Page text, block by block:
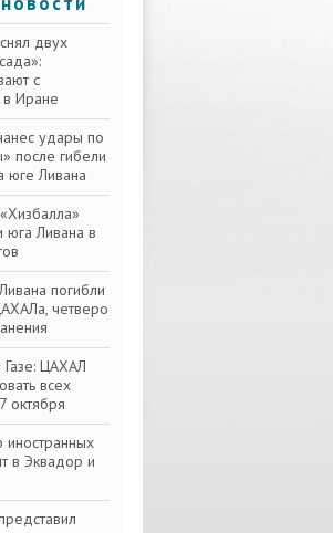
двух
с
Иране
удары по
после гибели
юге Ливана
юга Ливана в
погибли
четверо
ЦАХАЛ
всех
октября
иностранных
в Эквадор и